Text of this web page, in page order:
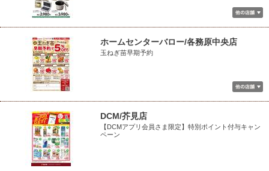
ホームセンターバロー/各務原中央店
玉ねぎ苗早期予約
DCM/芥見店
【DCMアプリ会員さま限定】特別ポイント付与キャン
ペーン